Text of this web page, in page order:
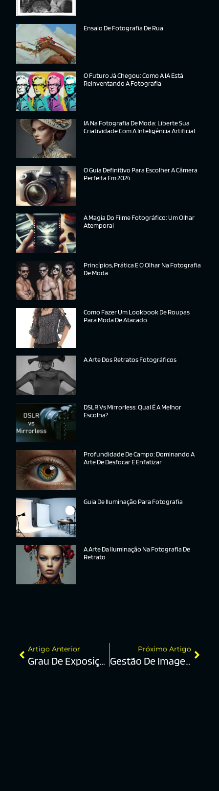
Ensaio De Fotografia De Rua
O Futuro Já Chegou: Como A IA Está
Reinventando A Fotografia
IA Na Fotografia De Moda: Liberte Sua
Criatividade Com A Inteligência Artificial
O Guia Definitivo Para Escolher A Câmera
Perfeita Em 2024
A Magia Do Filme Fotográfico: Um Olhar
Atemporal
Princípios, Prática E O Olhar Na Fotografia
De Moda
Como Fazer Um Lookbook De Roupas
Para Moda De Atacado
A Arte Dos Retratos Fotográficos
DSLR Vs Mirrorless: Qual É A Melhor
Escolha?
Profundidade De Campo: Dominando A
Arte De Desfocar E Enfatizar
Guia De Iluminação Para Fotografia
A Arte Da Iluminação Na Fotografia De
Retrato
Artigo Anterior
Grau De Exposição
Próximo Artigo
Gestão De Imagem